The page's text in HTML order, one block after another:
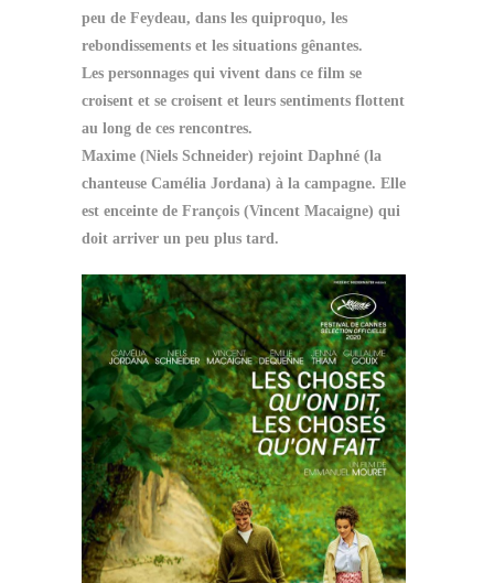
peu de Feydeau, dans les quiproquo, les
rebondissements et les situations gênantes.
Les personnages qui vivent dans ce film se
croisent et se croisent et leurs sentiments flottent
au long de ces rencontres.
Maxime (Niels Schneider) rejoint Daphné (la
chanteuse Camélia Jordana) à la campagne. Elle
est enceinte de François (Vincent Macaigne) qui
doit arriver un peu plus tard.